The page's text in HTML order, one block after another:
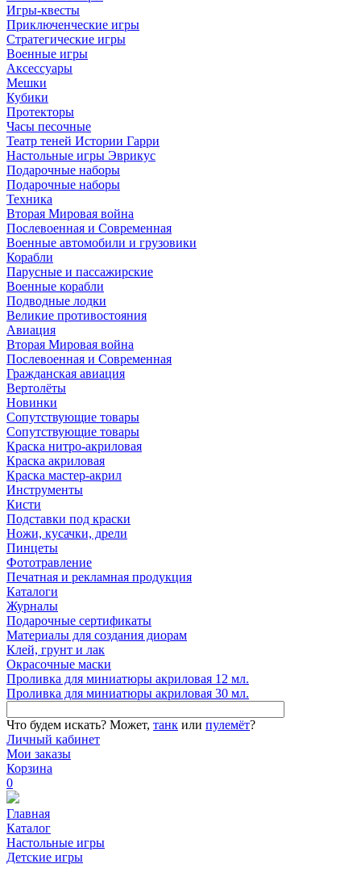
Игры-квесты
Приключенческие игры
Стратегические игры
Военные игры
Аксессуары
Мешки
Кубики
Протекторы
Часы песочные
Театр теней Истории Гарри
Настольные игры Эврикус
Подарочные наборы
Подарочные наборы
Техника
Вторая Мировая война
Послевоенная и Современная
Военные автомобили и грузовики
Корабли
Парусные и пассажирские
Военные корабли
Подводные лодки
Великие противостояния
Авиация
Вторая Мировая война
Послевоенная и Современная
Гражданская авиация
Вертолёты
Новинки
Сопутствующие товары
Сопутствующие товары
Краска нитро-акриловая
Краска акриловая
Краска мастер-акрил
Инструменты
Кисти
Подставки под краски
Ножи, кусачки, дрели
Пинцеты
Фототравление
Печатная и рекламная продукция
Каталоги
Журналы
Подарочные сертификаты
Материалы для создания диорам
Клей, грунт и лак
Окрасочные маски
Проливка для миниатюры акриловая 12 мл.
Проливка для миниатюры акриловая 30 мл.
Что будем искать? Может, танк или пулемёт?
Личный кабинет
Мои заказы
Корзина
0
Главная
Каталог
Настольные игры
Детские игры